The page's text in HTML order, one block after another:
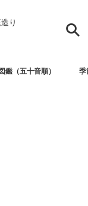
り
鑑（五十音順） 季